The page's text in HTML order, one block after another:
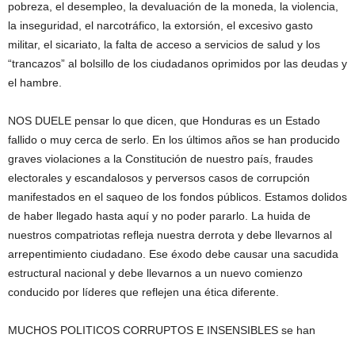
pobreza, el desempleo, la devaluación de la moneda, la violencia,
la inseguridad, el narcotráfico, la extorsión, el excesivo gasto
militar, el sicariato, la falta de acceso a servicios de salud y los
“trancazos” al bolsillo de los ciudadanos oprimidos por las deudas y
el hambre.
NOS DUELE pensar lo que dicen, que Honduras es un Estado
fallido o muy cerca de serlo. En los últimos años se han producido
graves violaciones a la Constitución de nuestro país, fraudes
electorales y escandalosos y perversos casos de corrupción
manifestados en el saqueo de los fondos públicos. Estamos dolidos
de haber llegado hasta aquí y no poder pararlo. La huida de
nuestros compatriotas refleja nuestra derrota y debe llevarnos al
arrepentimiento ciudadano. Ese éxodo debe causar una sacudida
estructural nacional y debe llevarnos a un nuevo comienzo
conducido por líderes que reflejen una ética diferente.
MUCHOS POLITICOS CORRUPTOS E INSENSIBLES se han